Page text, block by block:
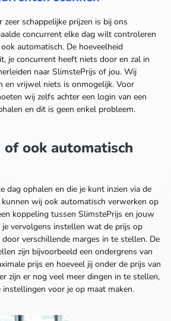
schappelijke prijzen is bij ons
concurrent elke dag wilt controleren
automatisch. De hoeveelheid
je concurrent heeft niets door en zal in
naar SlimstePrijs of jou. Wij
en vrijwel niets is onmogelijk. Voor
wij zelfs achter een login van een
en dit is geen enkel probleem.
ook automatisch
dag ophalen en die je kunt inzien via de
wij ook automatisch verwerken op
koppeling tussen SlimstePrijs en jouw
vervolgens instellen wat de prijs op
verschillende marges in te stellen. De
zijn bijvoorbeeld een ondergrens van
prijs en hoeveel jij onder de prijs van
zijn er nog veel meer dingen in te stellen,
voor je op maat maken.